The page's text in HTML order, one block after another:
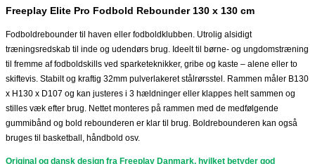
Freeplay Elite Pro Fodbold Rebounder 130 x 130 cm
Fodboldrebounder til haven eller fodboldklubben. Utrolig alsidigt
træningsredskab til inde og udendørs brug. Ideelt til børne- og ungdomstræning
til fremme af fodboldskills ved sparketeknikker, gribe og kaste – alene eller to
skiftevis. Stabilt og kraftig 32mm pulverlakeret stålrørsstel. Rammen måler B130
x H130 x D107 og kan justeres i 3 hældninger eller klappes helt sammen og
stilles væk efter brug. Nettet monteres på rammen med de medfølgende
gummibånd og bold rebounderen er klar til brug. Boldrebounderen kan også
bruges til basketball, håndbold osv.
Original og dansk design fra Freeplay Danmark, hvilket betyder god